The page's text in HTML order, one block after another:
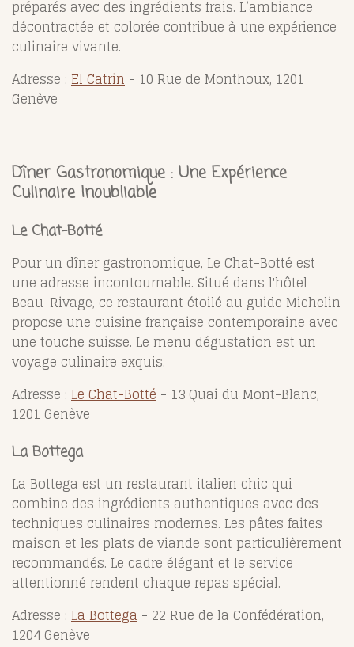
préparés avec des ingrédients frais. L’ambiance
décontractée et colorée contribue à une expérience
culinaire vivante.
Adresse : El Catrin - 10 Rue de Monthoux, 1201
Genève
Dîner Gastronomique : Une Expérience
Culinaire Inoubliable
Le Chat-Botté
Pour un dîner gastronomique, Le Chat-Botté est
une adresse incontournable. Situé dans l'hôtel
Beau-Rivage, ce restaurant étoilé au guide Michelin
propose une cuisine française contemporaine avec
une touche suisse. Le menu dégustation est un
voyage culinaire exquis.
Adresse : Le Chat-Botté - 13 Quai du Mont-Blanc,
1201 Genève
La Bottega
La Bottega est un restaurant italien chic qui
combine des ingrédients authentiques avec des
techniques culinaires modernes. Les pâtes faites
maison et les plats de viande sont particulièrement
recommandés. Le cadre élégant et le service
attentionné rendent chaque repas spécial.
Adresse : La Bottega - 22 Rue de la Confédération,
1204 Genève